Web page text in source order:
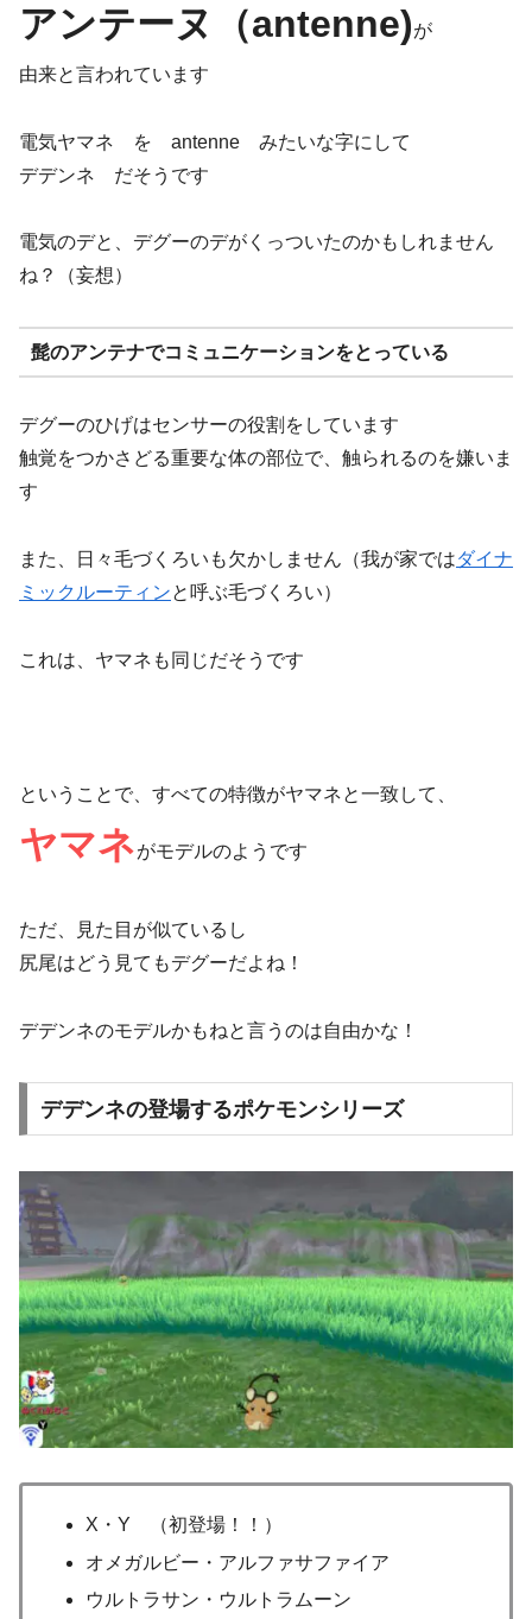
アンテーヌ（antenne)が
由来と言われています
電気ヤマネ を antenne みたいな字にして
デデンネ だそうです
電気のデと、デグーのデがくっついたのかもしれません
ね？（妄想）
髭のアンテナでコミュニケーションをとっている
デグーのひげはセンサーの役割をしています
触覚をつかさどる重要な体の部位で、触られるのを嫌いま
す
また、日々毛づくろいも欠かしません（我が家ではダイナ
ミックルーティンと呼ぶ毛づくろい）
これは、ヤマネも同じだそうです
ということで、すべての特徴がヤマネと一致して、
ヤマネがモデルのようです
ただ、見た目が似ているし
尻尾はどう見てもデグーだよね！
デデンネのモデルかもねと言うのは自由かな！
デデンネの登場するポケモンシリーズ
X・Y （初登場！！）
オメガルビー・アルファサファイア
ウルトラサン・ウルトラムーン